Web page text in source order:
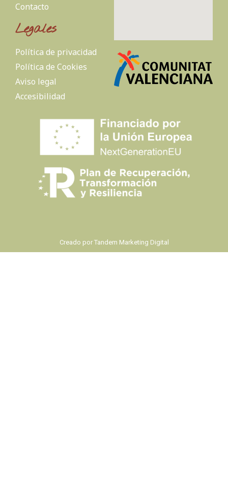
Contacto
Legales
Política de privacidad
Política de Cookies
Aviso legal
Accesibilidad
Creado por Tandem Marketing Digital